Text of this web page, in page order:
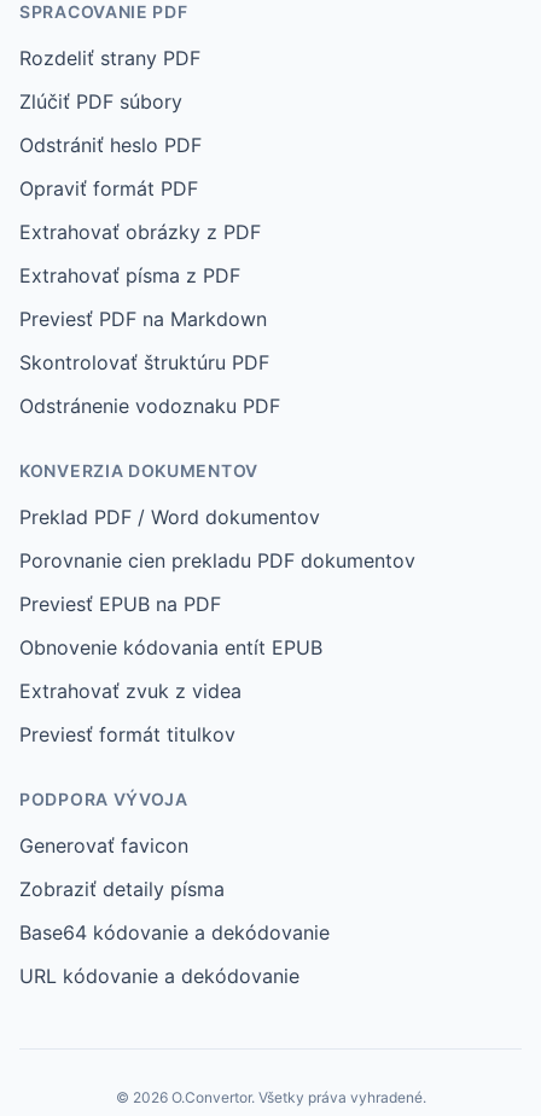
SPRACOVANIE PDF
Rozdeliť strany PDF
Zlúčiť PDF súbory
Odstrániť heslo PDF
Opraviť formát PDF
Extrahovať obrázky z PDF
Extrahovať písma z PDF
Previesť PDF na Markdown
Skontrolovať štruktúru PDF
Odstránenie vodoznaku PDF
KONVERZIA DOKUMENTOV
Preklad PDF / Word dokumentov
Porovnanie cien prekladu PDF dokumentov
Previesť EPUB na PDF
Obnovenie kódovania entít EPUB
Extrahovať zvuk z videa
Previesť formát titulkov
PODPORA VÝVOJA
Generovať favicon
Zobraziť detaily písma
Base64 kódovanie a dekódovanie
URL kódovanie a dekódovanie
© 2026 O.Convertor. Všetky práva vyhradené.